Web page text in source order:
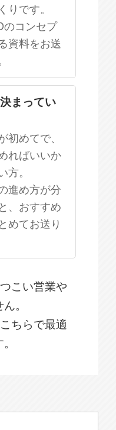
りです。
のコンセプ
資料をお送
まってい
初めてで、
ればいいか
方。
進め方が分
、おすすめ
めてお送り
こい営業や
。
ちらで最適